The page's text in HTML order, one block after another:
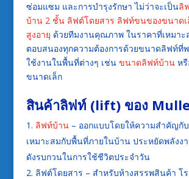
ซ่อมแซม และการบำรุงรักษา ไม่ว่าจะเป็นลิ
บ้าน 2 ชั้น ลิฟต์โดยสาร ลิฟท์ขนของขนาดเ
สูงอายุ ด้วยทีมงานคุณภาพ ในราคาที่เหมาะ
ตอบสนองทุกความต้องการด้วยขนาดลิฟท์ที่พ
ใช้งานในพื้นที่ต่างๆ เช่น ขนาดลิฟท์บ้านหรื
ขนาดเล็ก
สินค้าลิฟท์(lift) ของ
ลิฟท์บ้าน– ออกแบบโดยให้ความสำคัญกั
เหมาะสมกับพื้นที่ภายในบ้าน ประหยัดพลังง
ดังรบกวนในการใช้ชีวิตประจำวัน
ลิฟต์โดยสาร – สำหรับห้างสรรพสินค้า โ